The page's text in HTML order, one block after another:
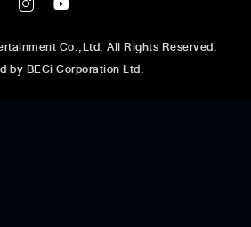
Co.,Ltd. All Rights Reserved.
by BECi Corporation Ltd.